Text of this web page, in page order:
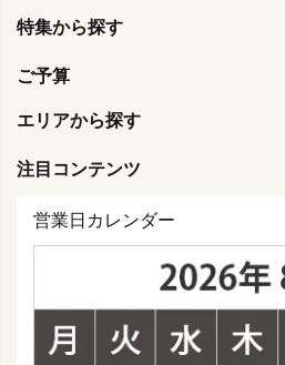
特集から探す
ご予算
エリアから探す
注目コンテンツ
営業日カレンダー